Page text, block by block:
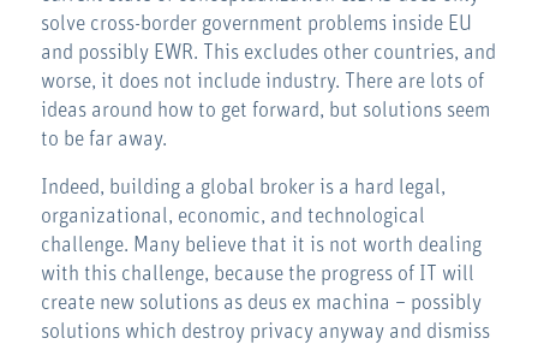
solve cross-border government problems inside EU
and possibly EWR. This excludes other countries, and
worse, it does not include industry. There are lots of
ideas around how to get forward, but solutions seem
to be far away.
Indeed, building a global broker is a hard legal,
organizational, economic, and technological
challenge. Many believe that it is not worth dealing
with this challenge, because the progress of IT will
create new solutions as deus ex machina – possibly
solutions which destroy privacy anyway and dismiss